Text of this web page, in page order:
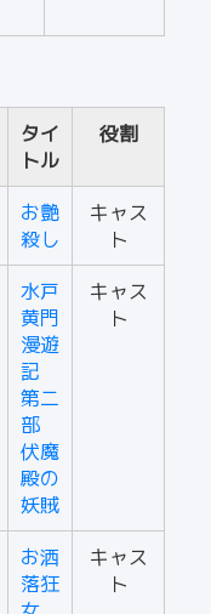
タイ
トル
役割
お艶
殺し
キャス
ト
水戸
黄門
漫遊
記
第二
部
伏魔
殿の
妖賊
キャス
ト
お洒
落狂
キャス
ト